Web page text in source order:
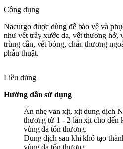
Công dụng
Nacurgo được dùng để bảo vệ và
như vết trầy xước da, vết thương hở,
trùng cắn, vết bỏng, chấn thương
phẫu thuật.
Liều dùng
Hướng dẫn sử dụng
Ấn nhẹ van xịt, xịt dung dịch
thương từ 1 - 2 lần xịt cho đến
vùng da tổn thương.
Dung dịch sau khi khô tạo
vùng da tổn thương.